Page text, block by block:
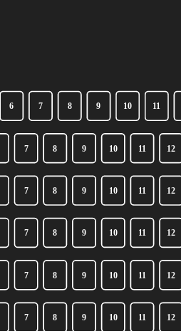
6 7 8 9 10 11
7 8 9 10 11 12
7 8 9 10 11 12
7 8 9 10 11 12
7 8 9 10 11 12
7 8 9 10 11 12